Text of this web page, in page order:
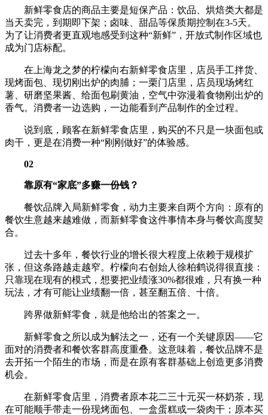
新鲜零食店的商品主要是短保产品：饮品、烘焙类大都是
当天卖完，到期即下架；卤味、甜品等保质期控制在3-5天。
为了让消费者更直观地感受到这种“新鲜”，开放式制作区域也
成为门店标配。
在上海龙之梦的柠檬向右新鲜零食店里，店员手工拌货、
现烤面包、现切刚出炉的肉脯；一栗门店里，店员现场烤红
薯、研磨坚果酱、给面包刷黄油，空气中弥漫着食物刚出炉的
香气。消费者一边选购，一边能看到产品制作的全过程。
说到底，顾客在新鲜零食店里，购买的不只是一块面包或
肉干，更是在消费一种“刚刚做好”的体验感。
02
靠原有“家底”多赚一份钱？
餐饮品牌入局新鲜零食，动力主要来自两个方向：原有的
餐饮生意越来越难做，而新鲜零食这件事情本身与餐饮高度契
合。
过去十多年，餐饮行业的增长很大程度上依赖于规模扩
张，但这条路越走越窄。柠檬向右创始人徐柏鹤说得很直接：
只靠现在现有的模式，想要把业绩涨30%都很难，只有换一种
玩法，才有可能让业绩翻一倍，甚至翻五倍、十倍。
跨界做新鲜零食，就是他给出的答案之一。
新鲜零食之所以成为解法之一，还有一个关键原因——它
面对的消费者和餐饮客群高度重叠。这意味着，餐饮品牌不是
去开拓一个陌生的市场，而是在原有客群基础上创造更多消费
机会。
在新鲜零食店里，消费者原本花二三十元买一杯奶茶，现
在可能顺手带走一份现烤面包、一盒蛋糕或一袋肉干；原本买